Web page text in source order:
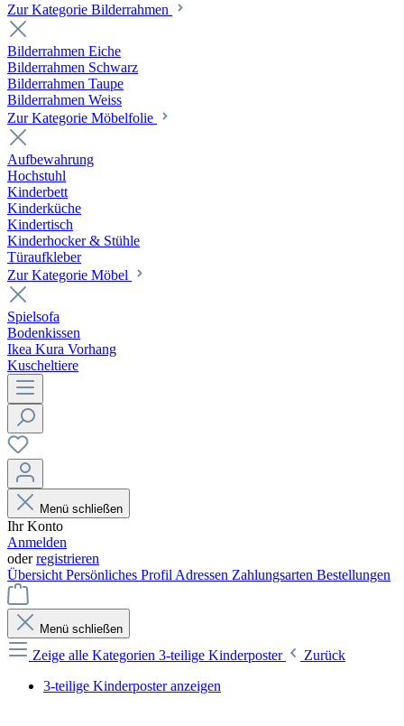
Zur Kategorie Bilderrahmen
Bilderrahmen Eiche
Bilderrahmen Schwarz
Bilderrahmen Taupe
Bilderrahmen Weiss
Zur Kategorie Möbelfolie
Aufbewahrung
Hochstuhl
Kinderbett
Kinderküche
Kindertisch
Kinderhocker & Stühle
Türaufkleber
Zur Kategorie Möbel
Spielsofa
Bodenkissen
Ikea Kura Vorhang
Kuscheltiere
Menü schließen
Ihr Konto
Anmelden
oderregistrieren
Übersicht Persönliches Profil Adressen Zahlungsarten Bestellungen
Menü schließen
Zeige alle Kategorien 3-teilige Kinderposter
Zurück
3-teilige Kinderposter anzeigen